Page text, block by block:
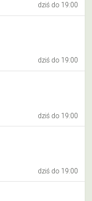
dziś do 19:00
dziś do 19:00
dziś do 19:00
dziś do 19:00